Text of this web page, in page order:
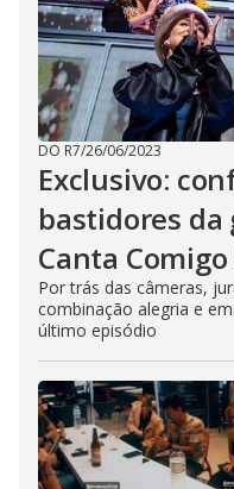
DO R7/26/06/2023
Exclusivo:
bastidores
Canta Comigo
Por trás das câmeras,
combinação alegria e
último episódio